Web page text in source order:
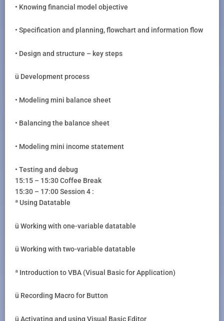
• Knowing financial model objective
• Specification and planning, flowchart and information flow
• Design and structure – key steps
ü Development process
• Modeling mini balance sheet
• Balancing the balance sheet
• Modeling mini income statement
• Testing and debug
15:15 – 15:30 Coffee Break
15:30 – 17:00 Session 4 :
ª Using Datatable
ü Working with one-variable datatable
ü Working with two-variable datatable
ª Introduction to VBA (Visual Basic for Application)
ü Recording Macro for Button
ü Activating and using Visual Basic Editor